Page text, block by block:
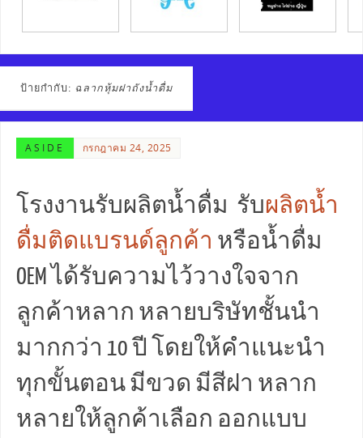
ป้ายกำกับ: ฉลากหุ้มฝาถังน้ำดื่ม
ASIDE กรกฎาคม 24, 2025
โรงงานรับผลิตน้ำดื่ม รับผลิตน้ำ
ดื่มติดแบรนด์ลูกค้า หรือน้ำดื่ม
OEM ได้รับความไว้วางใจจาก
ลูกค้าหลาก หลายบริษัทชั้นนำ
มากกว่า 10 ปี โดยให้คำแนะนำ
ทุกขั้นตอน มีขวด มีสีฝา หลาก
หลายให้ลูกค้าเลือก ออกแบบ